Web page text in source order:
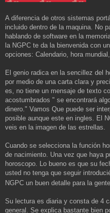
A diferencia de otros sistemas
incluido dentro de la maquina. No
hablando de software en la
la NGPC te da la bienvenida con
opciones: Calendario, hora
El genio radica en la sencillez del
por medio de una carta clara y
es, no tiene un mensaje de texto
acostumbrados " se encontrará
dinero." Vamos Que puede ser
posible aunque este en ingles. El
veis en la imagen de las estrellas.
Cuando se selecciona la función
de nacimiento. Una vez que haya
horoscopo. Lo bueno es que su
usted no tenga que seguir
NGPC un buen detalle para la
Su lectura es diaria y consta de 4
general. Se explica bastante bien